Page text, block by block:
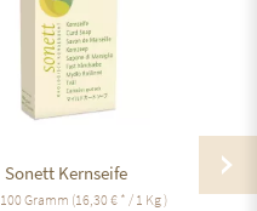
Sonett Kernseife
100 Gramm (16,30 € * / 1 Kg )